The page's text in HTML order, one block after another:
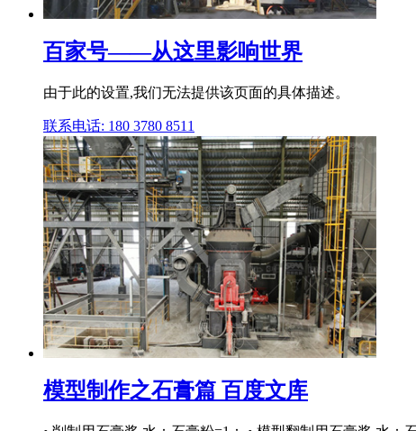
百家号——从这里影响世界
由于此的设置,我们无法提供该页面的具体描述。
联系电话: 180 3780 8511
模型制作之石膏篇 百度文库